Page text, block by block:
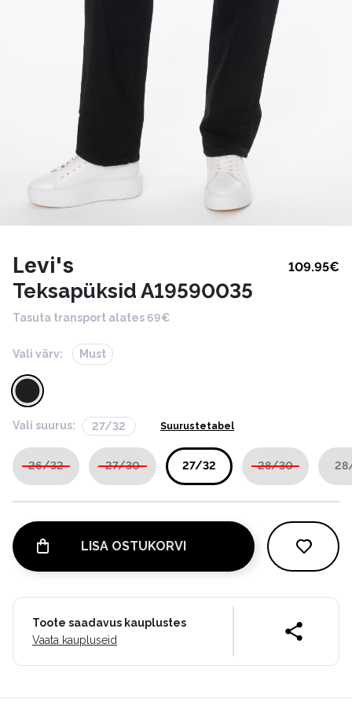
Levi's 109.95€
Teksapüksid A19590035
Tasuta transport alates 69€
Vali värv: Must
Vali suurus: 27/32 Suurustetabel
26/32 27/30 27/32 28/30
LISA OSTUKORVI
Toote saadavus kauplustes
Vaata kaupluseid